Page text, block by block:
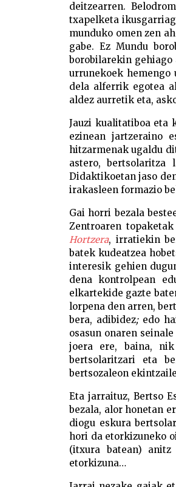
deitzearren.
txapelketa
munduko omen zen
gabe. Ez Mundu
borobilarekin gehiago
urrunekoek hemengo
dela alferrik egotea
aldez aurretik eta,
Jauzi kualitatiboa eta
ezinean jartzeraino
hitzarmenak ugaldu
astero, bertsolaritza
Didaktikoetan jaso
irakasleen formazio
Gai horri bezala
Zentroaren
Hortzera, irratiekin
batek kudeatzea
interesik gehien
dena kontrolpean
elkartekide gazte
lorpena den arren,
bera, adibidez; edo
osasun onaren
joera ere, baina,
bertsolaritzari eta
bertsozaleon
Eta jarraituz, Bertso
bezala, alor honetan
diogu eskura
hori da etorkizuneko
(itxura batean)
etorkizuna…